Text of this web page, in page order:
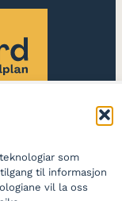
som
til informasjon
vil la oss
og
stader